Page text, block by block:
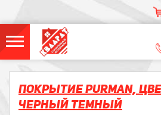
Покрытие PURMAN,
Черный темный